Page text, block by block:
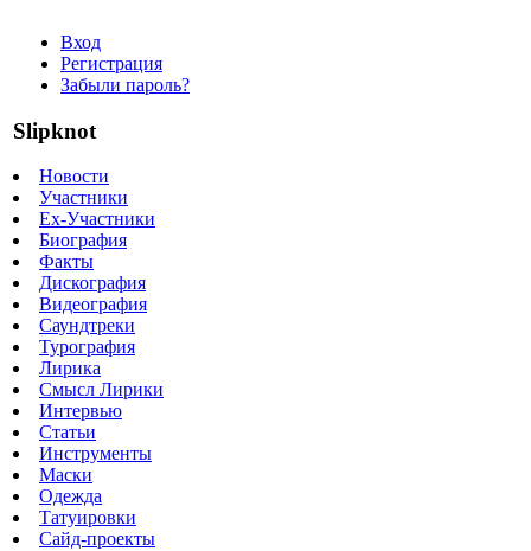
Вход
Регистрация
Забыли пароль?
Slipknot
Новости
Участники
Ex-Участники
Биография
Факты
Дискография
Видеография
Саундтреки
Турография
Лирика
Смысл Лирики
Интервью
Статьи
Инструменты
Маски
Одежда
Татуировки
Сайд-проекты